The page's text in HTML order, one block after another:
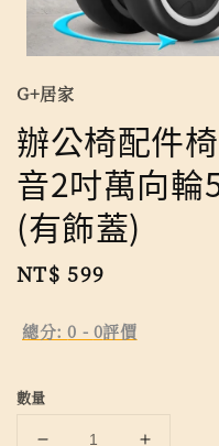
G+居家
辦公椅配件
音2吋萬向輪
(有飾蓋)
Regular
NT$ 599
總分:0 - 0評價
數量